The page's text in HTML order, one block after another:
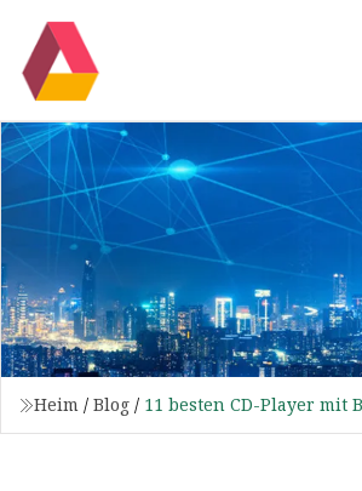
Heim / Blog / 11 besten CD-Player mit